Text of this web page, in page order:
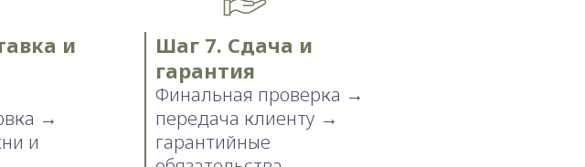
и
→
и
Шаг 7. Сдача и
гарантия
Финальная проверка →
передача клиенту →
гарантийные